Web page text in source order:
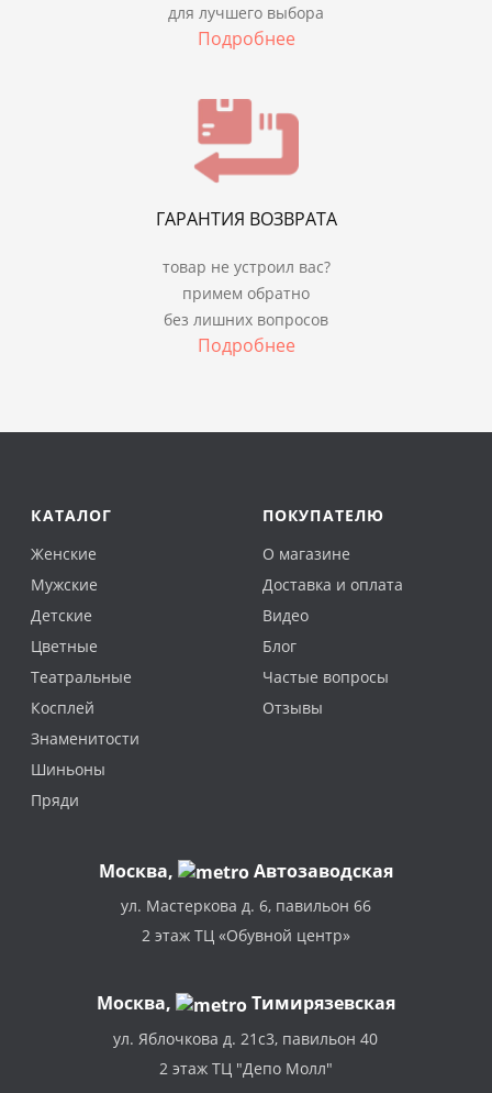
для лучшего выбора
Подробнее
ГАРАНТИЯ ВОЗВРАТА
товар не устроил вас?
примем обратно
без лишних вопросов
Подробнее
КАТАЛОГ
Женские
Мужские
Детские
Цветные
Театральные
Косплей
Знаменитости
Шиньоны
Пряди
ПОКУПАТЕЛЮ
О магазине
Доставка и оплата
Видео
Блог
Частые вопросы
Отзывы
Москва, Автозаводская
ул. Мастеркова д. 6, павильон 66
2 этаж ТЦ «Обувной центр»
Москва, Тимирязевская
ул. Яблочкова д. 21с3, павильон 40
2 этаж ТЦ "Депо Молл"